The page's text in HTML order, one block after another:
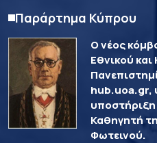
Παράρτημα Κύπρου
Ο νέος
Εθνικού
hub.uoa.gr,
Καθηγητή
Φωτεινού.